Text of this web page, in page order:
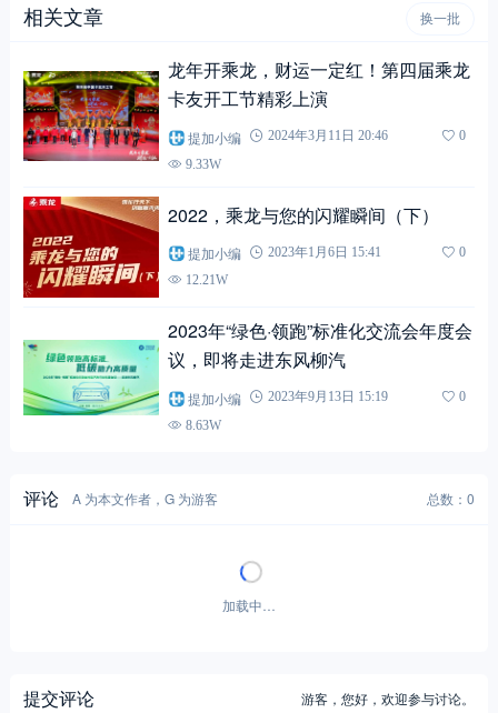
相关文章 换一批
龙年开乘龙，财运一定红！第四届乘龙
卡友开工节精彩上演
提加小编 2024年3月11日 20:46
0
9.33W
2022，乘龙与您的闪耀瞬间（下）
提加小编 2023年1月6日 15:41
0
12.21W
2023年“绿色·领跑”标准化交流会年度会
议，即将走进东风柳汽
提加小编 2023年9月13日 15:19
0
8.63W
评论 A 为本文作者，G 为游客 总数：0
加载中…
提交评论 游客，您好，欢迎参与讨论。